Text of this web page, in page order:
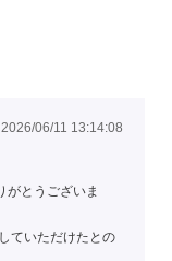
2026/06/11 13:14:08
がとうございま
ていただけたとの